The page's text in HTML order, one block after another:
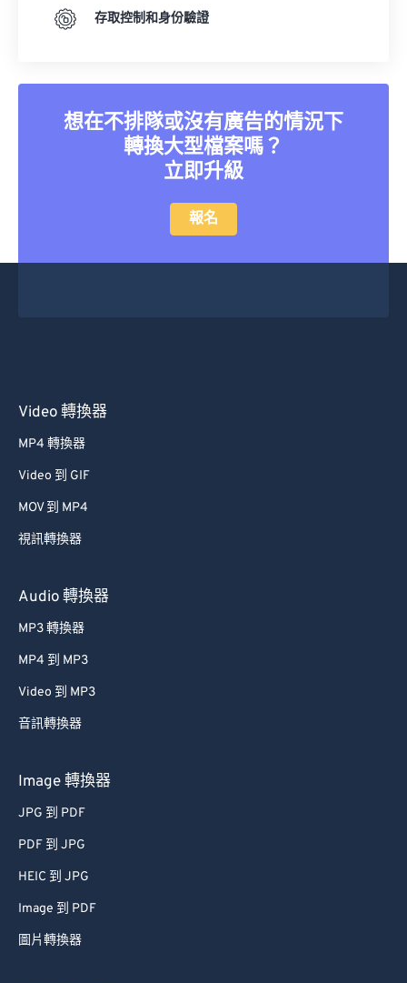
存取控制和身份驗證
想在不排隊或沒有廣告的情況下
轉換大型檔案嗎？
立即升級
報名
Video 轉換器
MP4 轉換器
Video 到 GIF
MOV 到 MP4
視訊轉換器
Audio 轉換器
MP3 轉換器
MP4 到 MP3
Video 到 MP3
音訊轉換器
Image 轉換器
JPG 到 PDF
PDF 到 JPG
HEIC 到 JPG
Image 到 PDF
圖片轉換器